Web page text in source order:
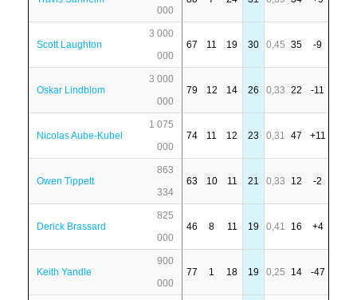
000
Scott Laughton
3 000
000
67 11 19 30 0,45 35 -9
Oskar Lindblom
3 000
000
79 12 14 26 0,33 22 -11
Nicolas Aube-Kubel
1 075
000
74 11 12 23 0,31 47 +11
Owen Tippett
863
334
63 10 11 21 0,33 12 -2
Derick Brassard
825
000
46 8 11 19 0,41 16 +4
Keith Yandle
900
000
77 1 18 19 0,25 14 -47